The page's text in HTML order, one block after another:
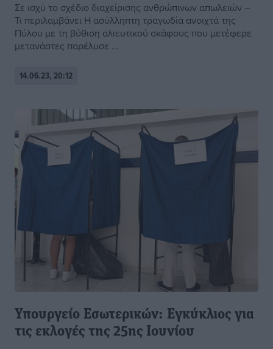
Σε ισχύ το σχέδιο διαχείρισης ανθρώπινων απωλειών –
Τι περιλαμβάνει Η ασύλληπτη τραγωδία ανοιχτά της
Πύλου με τη βύθιση αλιευτικού σκάφους που μετέφερε
μετανάστες παρέλυσε ...
14.06.23, 20:12
Υπουργείο Εσωτερικών: Eγκύκλιος για
τις εκλογές της 25ης Ιουνίου